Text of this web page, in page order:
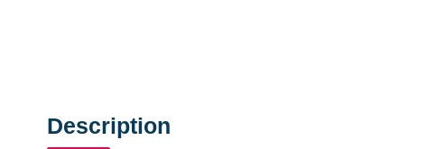
Description